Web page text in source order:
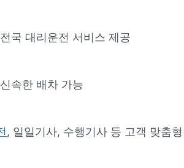
국 대리운전 서비스 제공
속한 배차 가능
, 일일기사, 수행기사 등 고객 맞춤